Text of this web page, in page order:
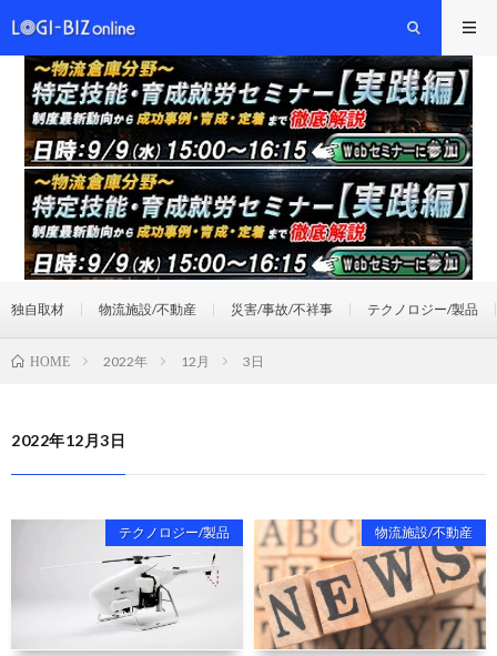
独自取材 物流施設/不動産 災害/事故/不祥事 テクノロジー/製品
HOME 2022年 12月 3日
2022年12月3日
テクノロジー/製品 物流施設/不動産